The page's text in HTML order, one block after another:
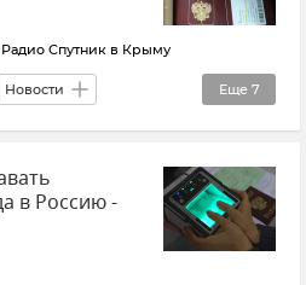
Радио Спутник в Крыму
Еще 7
Новости
в Россию -